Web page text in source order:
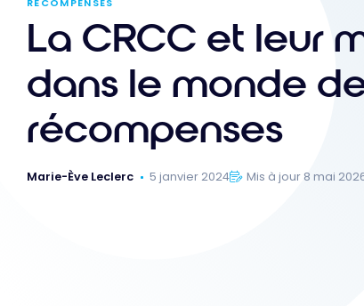
La CRCC et leur
dans le monde
récompenses
Marie-Ève Leclerc 5 janvier 2024 Mis à jour 8 mai